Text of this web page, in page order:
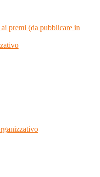
premi (da pubblicare in